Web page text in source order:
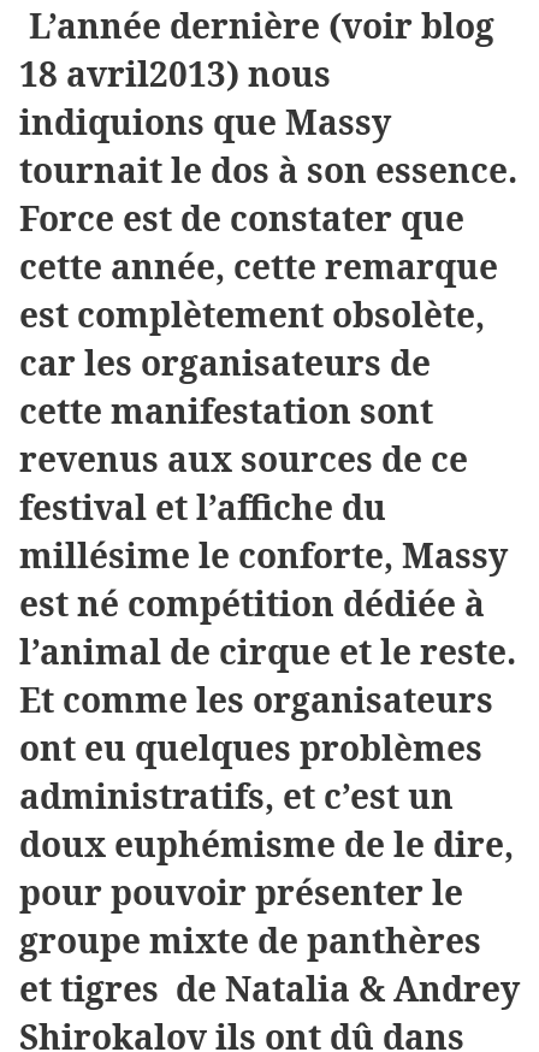
L’année dernière (voir blog
18 avril2013) nous
indiquions que Massy
tournait le dos à son essence.
Force est de constater que
cette année, cette remarque
est complètement obsolète,
car les organisateurs de
cette manifestation sont
revenus aux sources de ce
festival et l’affiche du
millésime le conforte, Massy
est né compétition dédiée à
l’animal de cirque et le reste.
Et comme les organisateurs
ont eu quelques problèmes
administratifs, et c’est un
doux euphémisme de le dire,
pour pouvoir présenter le
groupe mixte de panthères
et tigres de Natalia & Andrey
Shirokalov ils ont dû dans